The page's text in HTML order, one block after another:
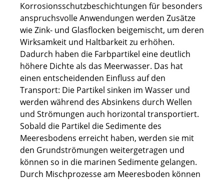
Korrosionsschutzbeschichtungen für besonders
anspruchsvolle Anwendungen werden Zusätze
wie Zink- und Glasflocken beigemischt, um deren
Wirksamkeit und Haltbarkeit zu erhöhen.
Dadurch haben die Farbpartikel eine deutlich
höhere Dichte als das Meerwasser. Das hat
einen entscheidenden Einfluss auf den
Transport: Die Partikel sinken im Wasser und
werden während des Absinkens durch Wellen
und Strömungen auch horizontal transportiert.
Sobald die Partikel die Sedimente des
Meeresbodens erreicht haben, werden sie mit
den Grundströmungen weitergetragen und
können so in die marinen Sedimente gelangen.
Durch Mischprozesse am Meeresboden können